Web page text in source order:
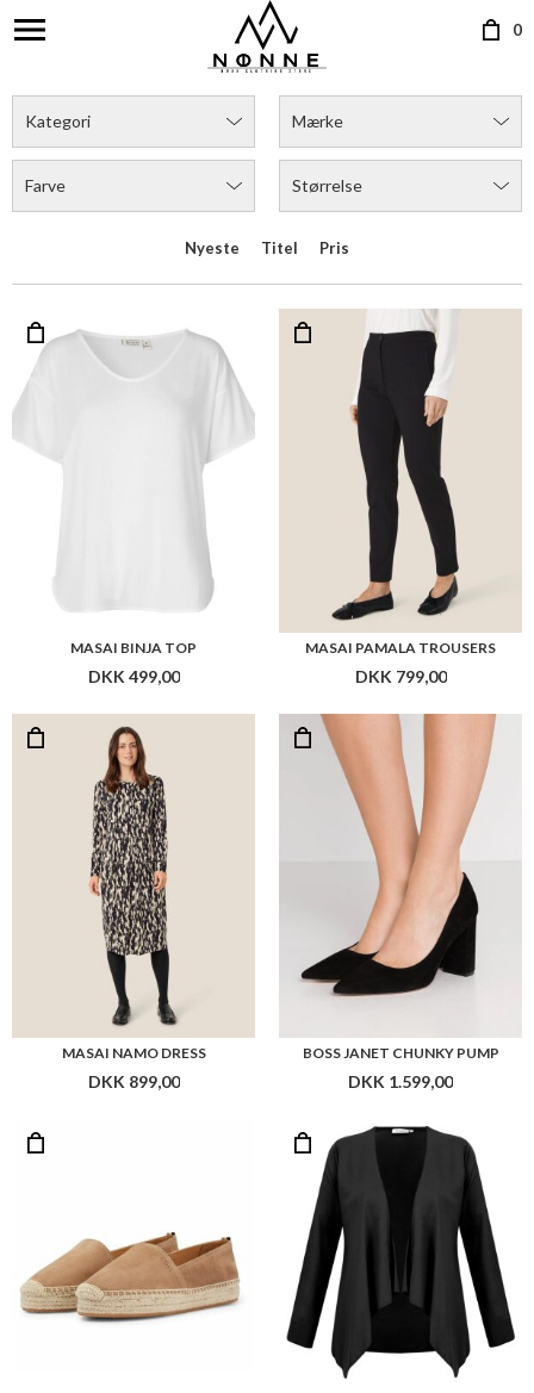
0
Kategori Mærke
Farve Størrelse
Nyeste Titel Pris
MASAI BINJA TOP
DKK 499,00
MASAI PAMALA TROUSERS
DKK 799,00
MASAI NAMO DRESS
DKK 899,00
BOSS JANET CHUNKY PUMP
DKK 1.599,00